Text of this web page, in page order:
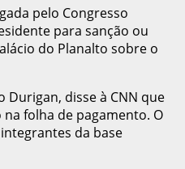
pelo Congresso
para sanção ou
do Planalto sobre o
Durigan, disse à CNN que
folha de pagamento. O
da base